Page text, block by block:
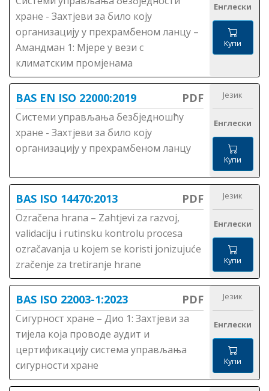
хране - Захтјеви за било коју
организацију у прехрамбеном ланцу –
Амандман 1: Мјере у вези с
климатским промјенама
Енглески
Купи
BAS EN ISO 22000:2019 PDF
Системи управљања безбједношћу
хране - Захтјеви за било коју
организацију у прехрамбеном ланцу
Језик
Енглески
Купи
BAS ISO 14470:2013 PDF
Ozračena hrana – Zahtjevi za razvoj,
validaciju i rutinsku kontrolu procesa
ozračavanja u kojem se koristi jonizujuće
zračenje za tretiranje hrane
Језик
Енглески
Купи
BAS ISO 22003-1:2023 PDF
Сигурност хране – Дио 1: Захтјеви за
тијела која проводе аудит и
цертификацију система управљања
сигурности хране
Језик
Енглески
Купи